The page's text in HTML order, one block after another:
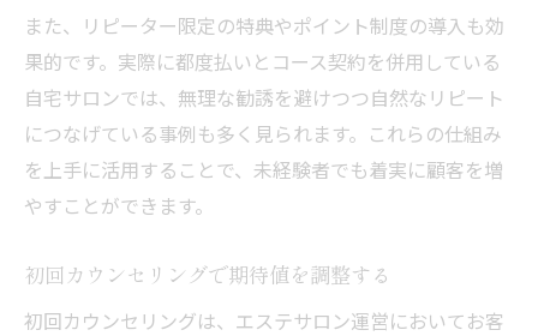
また、リピーター限定の特典やポイント制度の導入も効
果的です。実際に都度払いとコース契約を併用している
自宅サロンでは、無理な勧誘を避けつつ自然なリピート
につなげている事例も多く見られます。これらの仕組み
を上手に活用することで、未経験者でも着実に顧客を増
やすことができます。
初回カウンセリングで期待値を調整する
初回カウンセリングは、エステサロン運営においてお客